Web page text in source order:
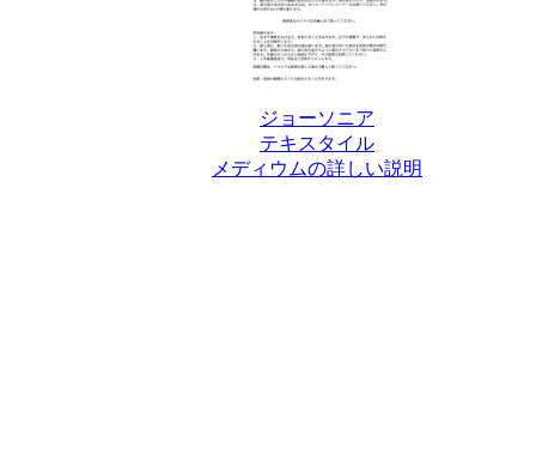
ジョーソニア
テキスタイル
メディウムの詳しい説明